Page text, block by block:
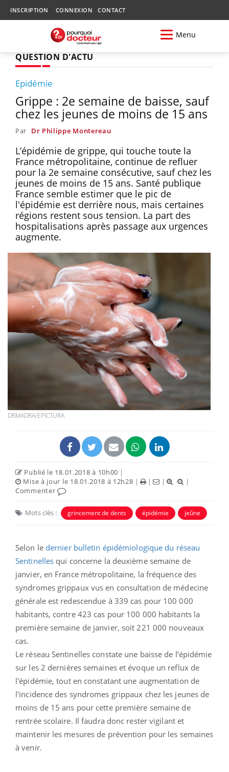
INSCRIPTION CONNEXION CONTACT
Menu
QUESTION D'ACTU
Epidémie
Grippe : 2e semaine de baisse, sauf
chez les jeunes de moins de 15 ans
Par Dr Philippe Montereau
L’épidémie de grippe, qui touche toute la
France métropolitaine, continue de refluer
pour la 2e semaine consécutive, sauf chez les
jeunes de moins de 15 ans. Santé publique
France semble estimer que le pic de
l'épidémie est derrière nous, mais certaines
régions restent sous tension. La part des
hospitalisations après passage aux urgences
augmente.
DRMADRA/EPICTURA
Publié le 18.01.2018 à 10h00 |
Mise à jour le 18.01.2018 à 12h28 | | |
|
Commenter
Mots clés : grincement de dents épidémie jeûne
Selon le dernier bulletin épidémiologique du réseau
Sentinelles qui concerne la deuxième semaine de
janvier, en France métropolitaine, la fréquence des
syndromes grippaux vus en consultation de médecine
générale est redescendue à 339 cas pour 100 000
habitants, contre 423 cas pour 100 000 habitants la
première semaine de janvier, soit 221 000 nouveaux
cas.
Le réseau Sentinelles constate une baisse de l’épidémie
sur les 2 dernières semaines et évoque un reflux de
l'épidémie, tout en constatant une augmentation de
l'incidence des syndromes grippaux chez les jeunes de
moins de 15 ans pour cette première semaine de
rentrée scolaire. Il faudra donc rester vigilant et
maintenir les mesures de prévention pour les semaines
à venir.